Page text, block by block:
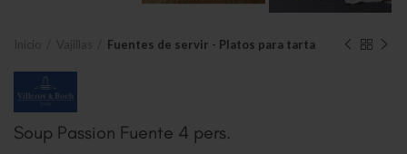
Fuentes de servir - Platos para tarta
Soup Passion Fuente 4 pers.